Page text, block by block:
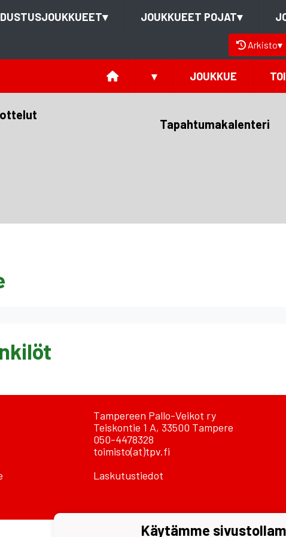
▾ JOUKKUEET POJAT▾
Arkisto▾
▾ JOUKKUE
Tapahtumakalenteri
Tampereen Pallo-Veikot ry
Teiskontie 1 A, 33500 Tampere
050-4478328
toimisto(at)tpv.fi
Laskutustiedot
Käytämme